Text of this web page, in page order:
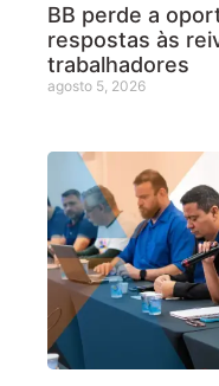
BB perde a
respostas às
trabalhadores
agosto 5, 2026